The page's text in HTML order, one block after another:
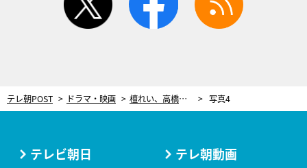
テレ朝POST ドラマ・映画 檀れい、高橋克実、奥貫薫が、香川照之と演技合戦！ドラマSP『当確師』キャスト一挙解禁 写真4
テレビ朝日 テレ朝動画